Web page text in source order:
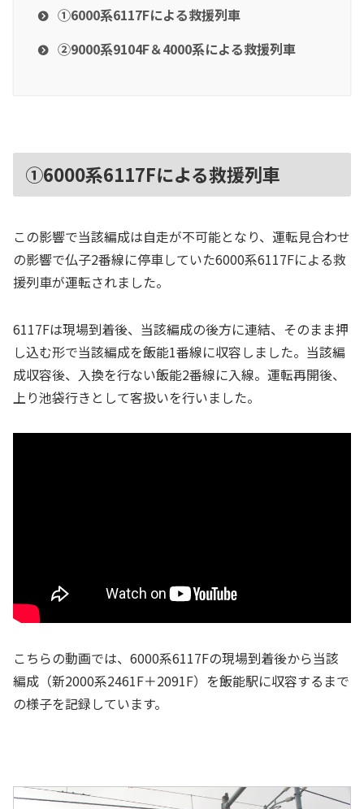
①6000系6117Fによる救援列車
②9000系9104F＆4000系による救援列車
①6000系6117Fによる救援列車
この影響で当該編成は自走が不可能となり、運転見合わせ
の影響で仏子2番線に停車していた6000系6117Fによる救
援列車が運転されました。
6117Fは現場到着後、当該編成の後方に連結、そのまま押
し込む形で当該編成を飯能1番線に収容しました。当該編
成収容後、入換を行ない飯能2番線に入線。運転再開後、
上り池袋行きとして客扱いを行いました。
こちらの動画では、6000系6117Fの現場到着後から当該
編成（新2000系2461F＋2091F）を飯能駅に収容するまで
の様子を記録しています。